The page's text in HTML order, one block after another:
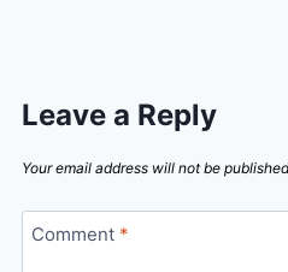
Leave a Reply
Your email address will not be
Comment *